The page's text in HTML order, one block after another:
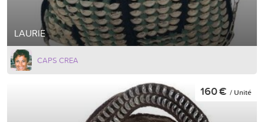
LAURIE
CAPS CREA
160 € / Unité